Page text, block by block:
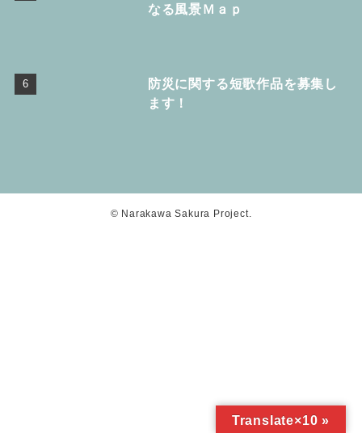
なる風景Ｍａｐ
防災に関する短歌作品を募集し
ます！
© Narakawa Sakura Project.
Translate×10 »